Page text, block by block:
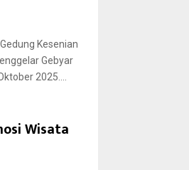
Kesenian
Gebyar
2025....
Wisata